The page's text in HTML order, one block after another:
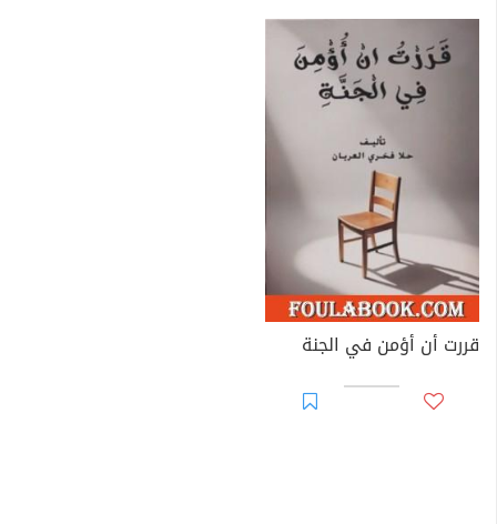
قررت أن أؤمن في الجنة